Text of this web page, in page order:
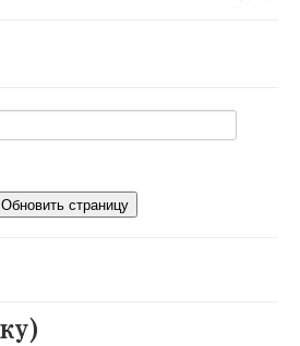
Обновить страницу